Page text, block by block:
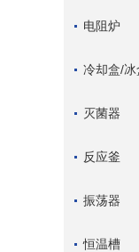
电阻炉
冷却盒/冰
灭菌器
反应釜
振荡器
恒温槽